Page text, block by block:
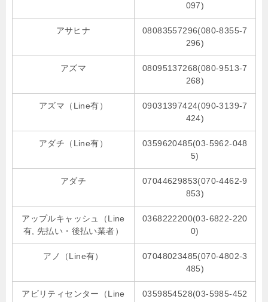
097)
アサヒナ
08083557296(080-8355-7
296)
アズマ
08095137268(080-9513-7
268)
アズマ（Line有）
09031397424(090-3139-7
424)
アダチ（Line有）
0359620485(03-5962-048
5)
アダチ
07044629853(070-4462-9
853)
アップルキャッシュ（Line
有, 先払い・後払い業者）
0368222200(03-6822-220
0)
アノ（Line有）
07048023485(070-4802-3
485)
アビリティセンター（Line
0359854528(03-5985-452